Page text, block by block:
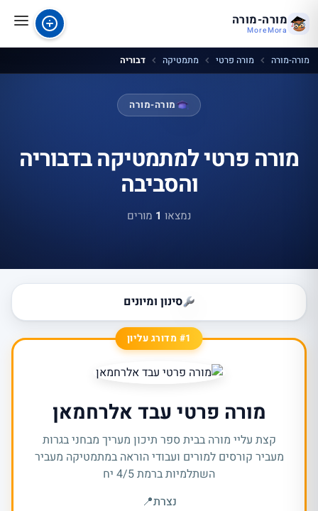
מורה-מורה
MoreMora
מורה-מורה מורה פרטי מתמטיקה דבוריה
מורה-מורה
מורה פרטי למתמטיקה בדבוריה
והסביבה
נמצאו 1 מורים
סינון ומיונים
#1 מדורג עליון
מורה פרטי עבד אלרחמאן
קצת עליי מורה בבית ספר תיכון מעריך מבחני בגרות
מעביר קורסים למורים ועבודי הוראה במתמטיקה מעביר
השתלמיות ברמת 4/5 יח
נצרת📍